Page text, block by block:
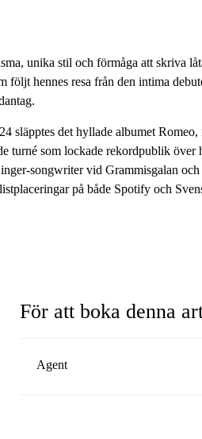
unika stil och förmåga att skriva
följt hennes resa från den intima
släpptes det hyllade albumet
turné som lockade rekordpublik över
songwriter vid Grammisgalan
på både Spotify och
För att boka denna
Agent